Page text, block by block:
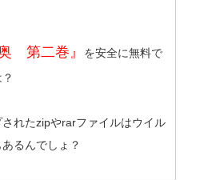
奥 第二巻』
を安全に無料で
れたzipやrarファイルはウイル
るんでしょ？